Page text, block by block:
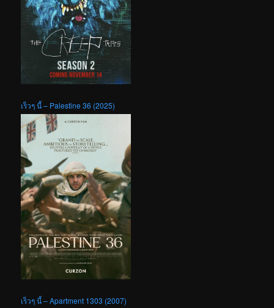
เร็วๆ นี้ – Palestine 36 (2025)
เร็วๆ นี้ – Apartment 1303 (2007)